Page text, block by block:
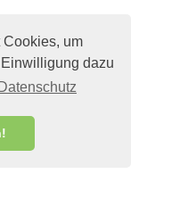
um
dazu